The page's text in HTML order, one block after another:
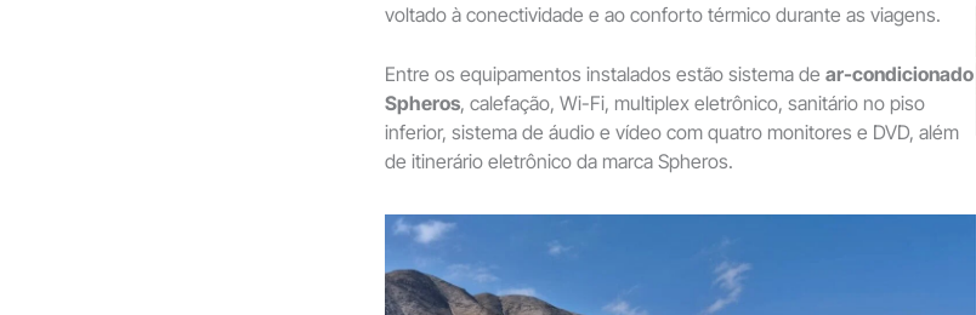
voltado à conectividade e ao conforto térmico durante as viagens.
Entre os equipamentos instalados estão sistema de ar-condicionado
Spheros, calefação, Wi-Fi, multiplex eletrônico, sanitário no piso
inferior, sistema de áudio e vídeo com quatro monitores e DVD, além
de itinerário eletrônico da marca Spheros.